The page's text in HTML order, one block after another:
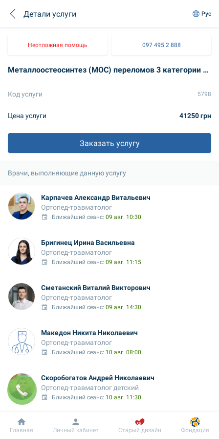
Детали услуги Рус
Неотложная помощь 097 495 2 888
Металлоостеосинтез (МОС) переломов 3 категории сложности (без стоимости набора)
Код услуги 5798
Цена услуги 41250 грн
Заказать услугу
Врачи, выполняющие данную услугу
Карпачев Александр Витальевич
Ортопед-травматолог
Ближайший сеанс: 09 авг. 10:30
Бригинец Ирина Васильевна
Ортопед-травматолог
Ближайший сеанс: 09 авг. 11:15
Сметанский Виталий Викторович
Ортопед-травматолог
Ближайший сеанс: 09 авг. 14:30
Македон Никита Николаевич
Ортопед-травматолог
Ближайший сеанс: 10 авг. 08:00
Скоробогатов Андрей Николаевич
Ортопед-травматолог детский
Ближайший сеанс: 10 авг. 11:30
Шмагой Василий Леонидович
Ортопед-травматолог
Добробут Информация Пациенту
Главная Личный кабинет Старый дизайн Фондация